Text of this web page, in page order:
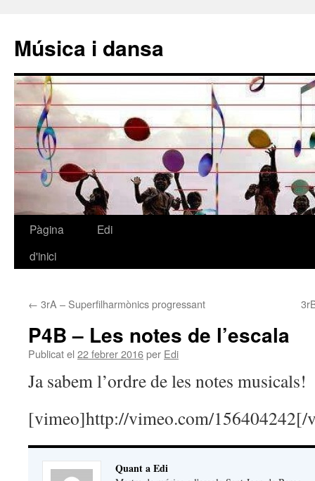
Música i dansa
Vés
Pàgina
d'inici
Edi
← 3rA – Superfilharmònics progressant
P4B – Les notes de l’escala
Publicat el 22 febrer 2016per Edi
Ja sabem l’ordre de les notes musicals!
[vimeo]http://vimeo.com/156404242[/
Quant a Edi